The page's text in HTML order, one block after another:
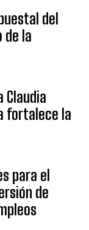
del
de la
Claudia
fortalece la
para el
de